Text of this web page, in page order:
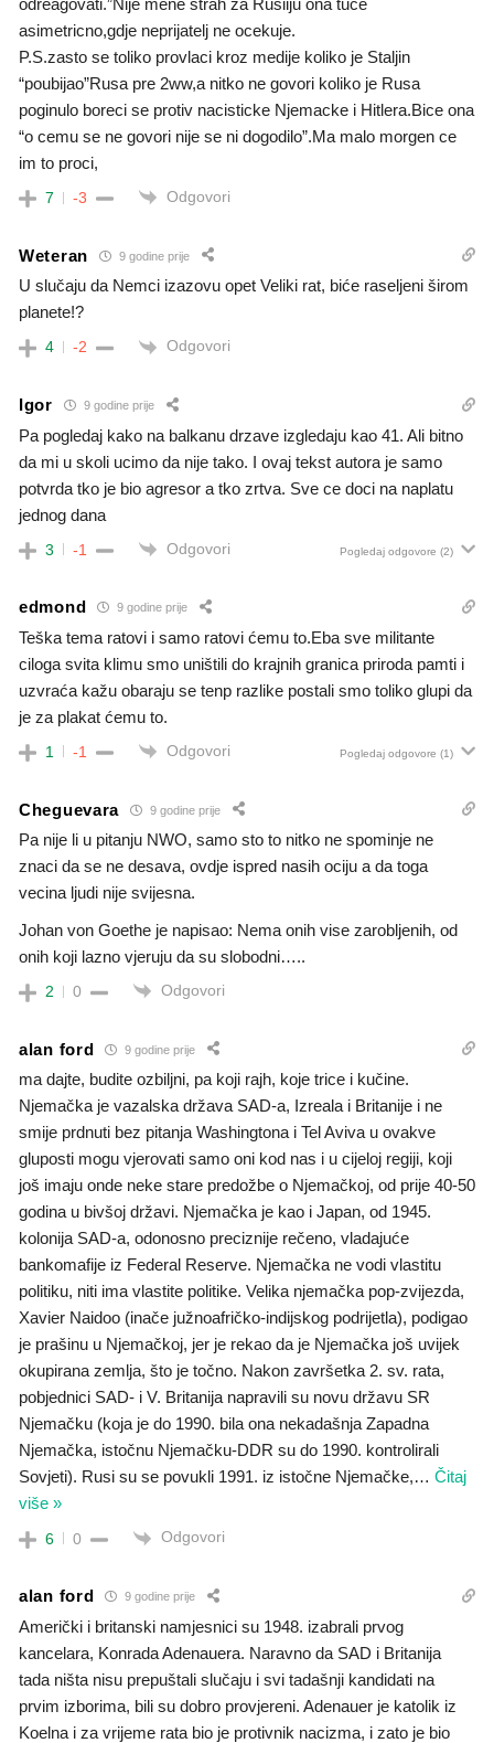
odreagovati.”Nije mene strah za Rusiiju ona tuce
asimetricno,gdje neprijatelj ne ocekuje.
P.S.zasto se toliko provlaci kroz medije koliko je Staljin
“poubijao”Rusa pre 2ww,a nitko ne govori koliko je Rusa
poginulo boreci se protiv nacisticke Njemacke i Hitlera.Bice ona
“o cemu se ne govori nije se ni dogodilo”.Ma malo morgen ce
im to proci,
7 -3 Odgovori
Weteran 9 godine prije
U slučaju da Nemci izazovu opet Veliki rat, biće raseljeni širom
planete!?
4 -2 Odgovori
Igor 9 godine prije
Pa pogledaj kako na balkanu drzave izgledaju kao 41. Ali bitno
da mi u skoli ucimo da nije tako. I ovaj tekst autora je samo
potvrda tko je bio agresor a tko zrtva. Sve ce doci na naplatu
jednog dana
3 -1 Odgovori Pogledaj odgovore (2)
edmond 9 godine prije
Teška tema ratovi i samo ratovi ćemu to.Eba sve militante
ciloga svita klimu smo uništili do krajnih granica priroda pamti i
uzvraća kažu obaraju se tenp razlike postali smo toliko glupi da
je za plakat ćemu to.
1 -1 Odgovori Pogledaj odgovore (1)
Cheguevara 9 godine prije
Pa nije li u pitanju NWO, samo sto to nitko ne spominje ne
znaci da se ne desava, ovdje ispred nasih ociju a da toga
vecina ljudi nije svijesna.
Johan von Goethe je napisao: Nema onih vise zarobljenih, od
onih koji lazno vjeruju da su slobodni…..
2 0 Odgovori
alan ford 9 godine prije
ma dajte, budite ozbiljni, pa koji rajh, koje trice i kučine.
Njemačka je vazalska država SAD-a, Izreala i Britanije i ne
smije prdnuti bez pitanja Washingtona i Tel Aviva u ovakve
gluposti mogu vjerovati samo oni kod nas i u cijeloj regiji, koji
još imaju onde neke stare predožbe o Njemačkoj, od prije 40-50
godina u bivšoj državi. Njemačka je kao i Japan, od 1945.
kolonija SAD-a, odonosno preciznije rečeno, vladajuće
bankomafije iz Federal Reserve. Njemačka ne vodi vlastitu
politiku, niti ima vlastite politike. Velika njemačka pop-zvijezda,
Xavier Naidoo (inače južnoafričko-indijskog podrijetla), podigao
je prašinu u Njemačkoj, jer je rekao da je Njemačka još uvijek
okupirana zemlja, što je točno. Nakon završetka 2. sv. rata,
pobjednici SAD- i V. Britanija napravili su novu državu SR
Njemačku (koja je do 1990. bila ona nekadašnja Zapadna
Njemačka, istočnu Njemačku-DDR su do 1990. kontrolirali
Sovjeti). Rusi su se povukli 1991. iz istočne Njemačke,… Čitaj
više »
6 0 Odgovori
alan ford 9 godine prije
Američki i britanski namjesnici su 1948. izabrali prvog
kancelara, Konrada Adenauera. Naravno da SAD i Britanija
tada ništa nisu prepuštali slučaju i svi tadašnji kandidati na
prvim izborima, bili su dobro provjereni. Adenauer je katolik iz
Koelna i za vrijeme rata bio je protivnik nacizma, i zato je bio